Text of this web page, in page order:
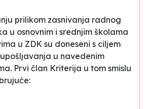
prilikom zasnivanja radnog
u osnovnim i srednjim školama
u ZDK su doneseni s ciljem
u navedenim
Prvi član Kriterija u tom smislu